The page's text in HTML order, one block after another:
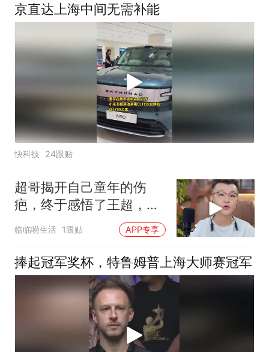
京直达上海中间无需补能
快科技 24跟贴
超哥揭开自己童年的伤
疤，终于感悟了王超，他
决定接妈妈回来养老
临临唠生活 1跟贴 APP专享
捧起冠军奖杯，特鲁姆普上海大师赛冠军